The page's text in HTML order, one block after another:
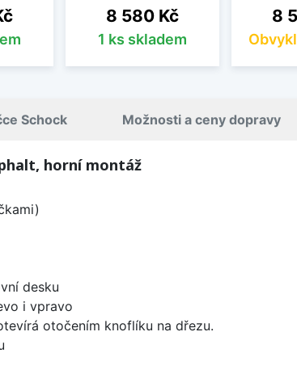
Cena
8 580 Kč
1 ks skladem
8
Schock Možnosti a ceny dopravy
horní montáž
desku
i vpravo
otočením knoflíku na dřezu.